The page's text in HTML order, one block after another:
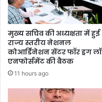
मुख्य सचिव की अध्यक्षता में हुई
राज्य स्तरीय नेशनल
कोआर्डिनेशन सेंटर फॉर ड्रग लॉ
एनफोर्समेंट की बैठक
11 hours ago